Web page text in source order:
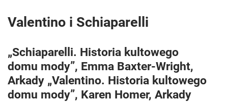
Valentino i Schiaparelli
„Schiaparelli. Historia kultowego
domu mody”, Emma Baxter-Wright,
Arkady „Valentino. Historia kultowego
domu mody”, Karen Homer, Arkady